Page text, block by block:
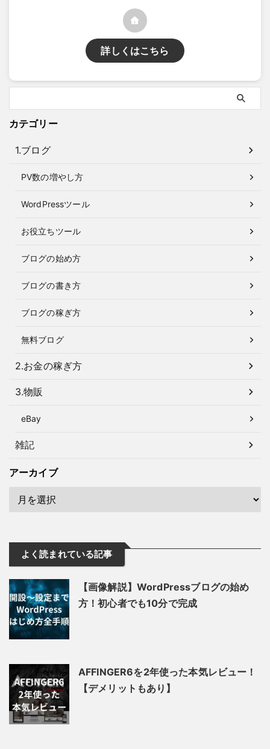
詳しくはこちら
カテゴリー
1.ブログ
PV数の増やし方
WordPressツール
お役立ちツール
ブログの始め方
ブログの書き方
ブログの稼ぎ方
無料ブログ
2.お金の稼ぎ方
3.物販
eBay
雑記
アーカイブ
よく読まれている記事
【画像解説】WordPressブログの始め
方！初心者でも10分で完成
AFFINGER6を2年使った本気レビュー！
【デメリットもあり】